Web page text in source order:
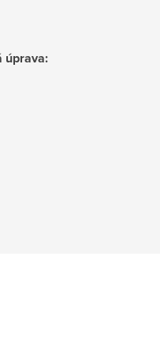
úprava: